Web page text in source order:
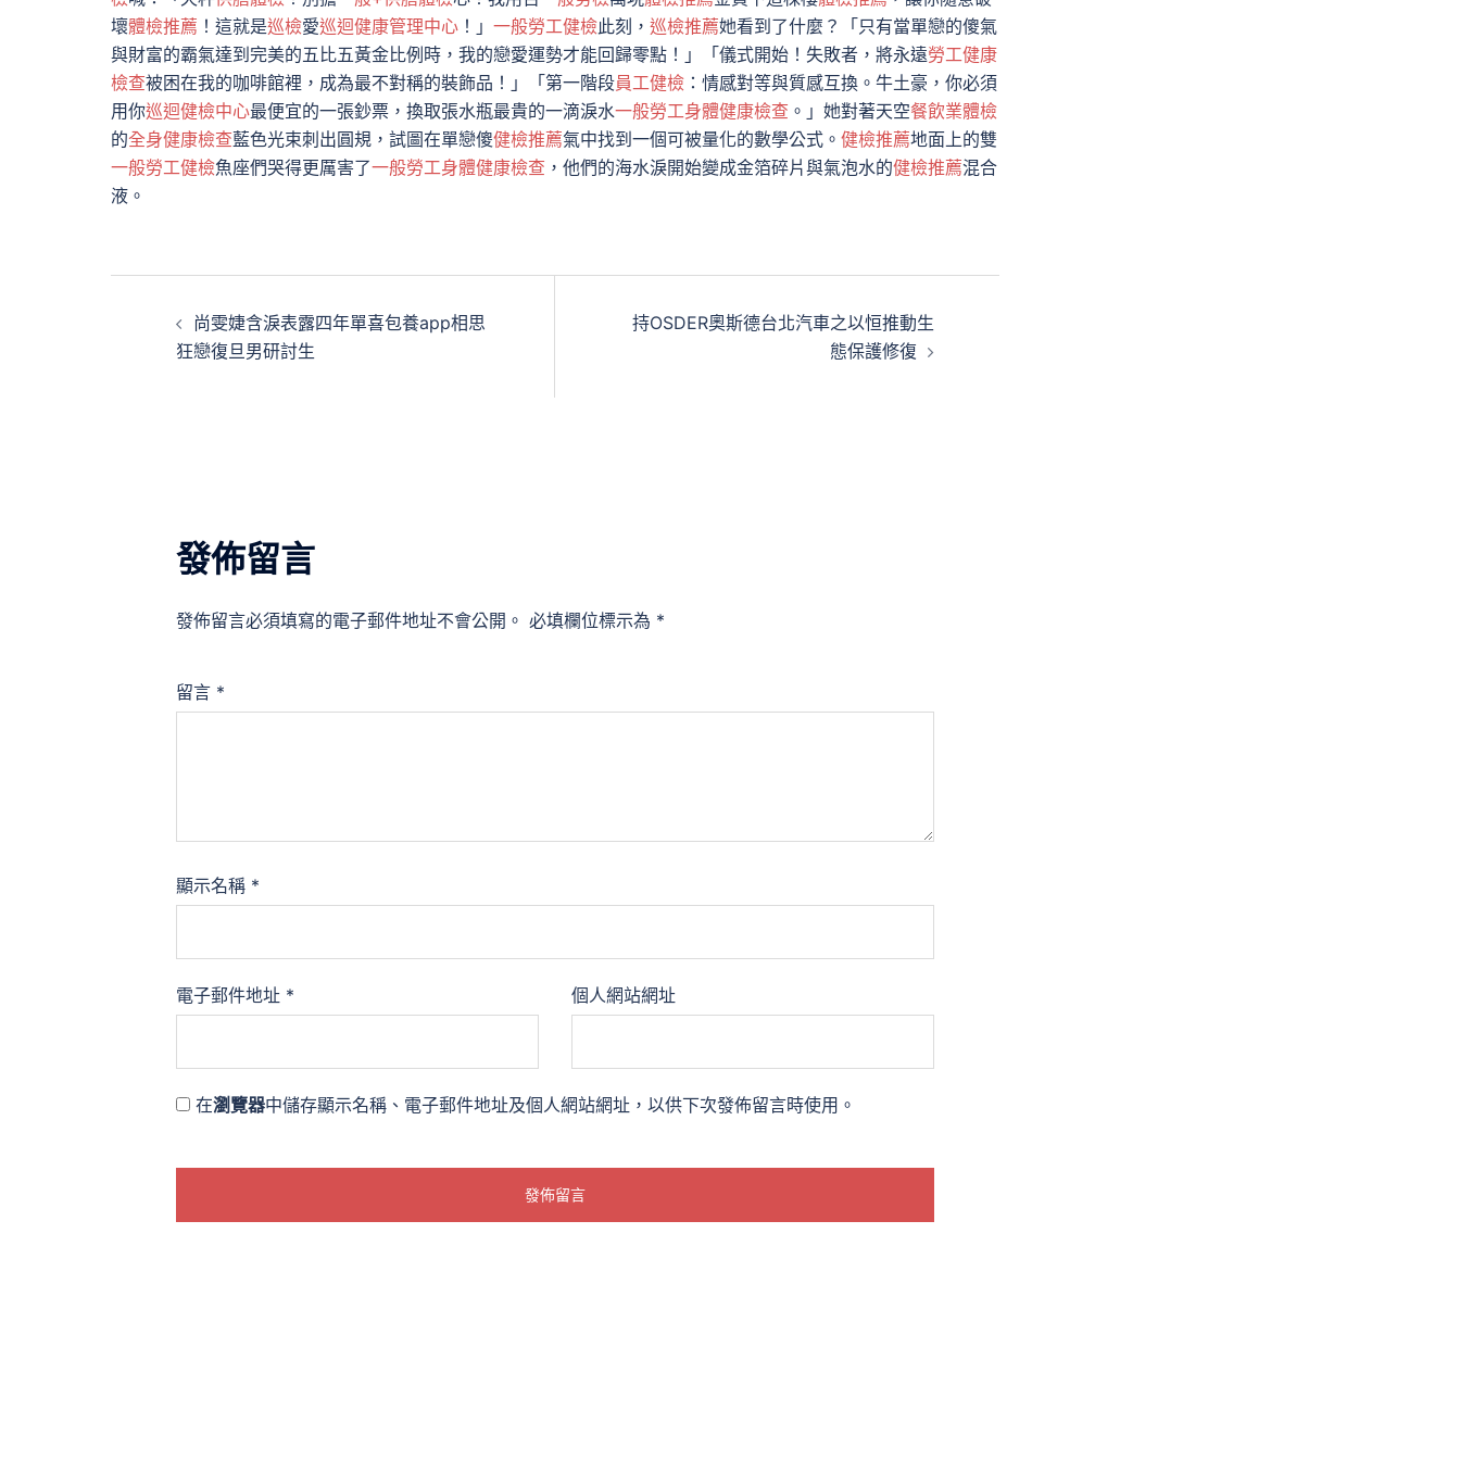
壞體檢推薦 ！這就是巡檢愛巡迴健康管理中心 ！」 一般勞工健檢此刻， 巡檢推薦她看到了什麼？「只有當單戀的傻氣
與財富的霸氣達到完美的五比五黃金比例時，我的戀愛運勢才能回歸零點！」「儀式開始！失敗者，將永遠勞工健康
檢查被困在我的咖啡館裡，成為最不對稱的裝飾品！」「第一階段員工健檢 ：情感對等與質感互換。牛土豪，你必須
用你巡迴健檢中心最便宜的一張鈔票，換取張水瓶最貴的一滴淚水一般勞工身體健康檢查 。」她對著天空餐飲業體檢
的全身健康檢查藍色光束刺出圓規，試圖在單戀傻健檢推薦氣中找到一個可被量化的數學公式。 健檢推薦地面上的雙
一般勞工健檢魚座們哭得更厲害了一般勞工身體健康檢查 ，他們的海水淚開始變成金箔碎片與氣泡水的健檢推薦混合
液。
尚雯婕含淚表露四年單喜包養app相思
狂戀復旦男研討生
持OSDER奧斯德台北汽車之以恒推動生
態保護修復
發佈留言
發佈留言必須填寫的電子郵件地址不會公開。 必填欄位標示為 *
留言 *
顯示名稱 *
電子郵件地址 * 個人網站網址
在瀏覽器中儲存顯示名稱、電子郵件地址及個人網站網址，以供下次發佈留言時使用。